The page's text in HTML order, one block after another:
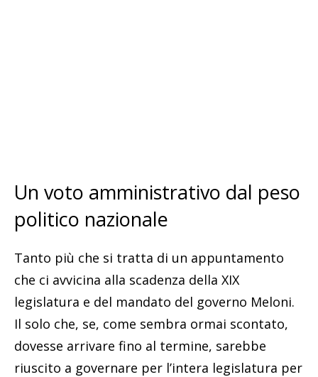
Un voto amministrativo dal peso
politico nazionale
Tanto più che si tratta di un appuntamento
che ci avvicina alla scadenza della XIX
legislatura e del mandato del governo Meloni.
Il solo che, se, come sembra ormai scontato,
dovesse arrivare fino al termine, sarebbe
riuscito a governare per l’intera legislatura per